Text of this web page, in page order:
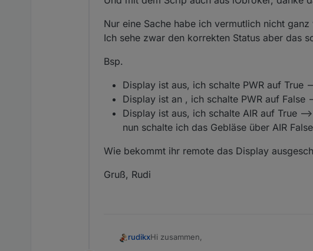
Nur eine Sache habe ich vermutlich nicht
Ich sehe zwar den korrekten Status aber das
Bsp.
Display ist aus, ich schalte PWR auf True
Display ist an , ich schalte PWR auf False
Display ist aus, ich schalte AIR auf True
nun schalte ich das Gebläse über AIR
Wie bekommt ihr remote das Display
Gruß, Rudi
rudikxHi zusammen,